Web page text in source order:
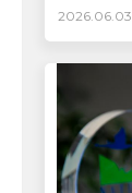
2026.06.03.